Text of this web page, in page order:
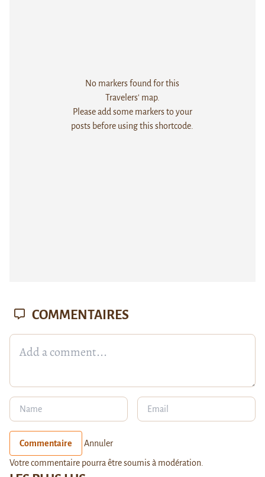
No markers found for this
Travelers' map.
Please add some markers to your
posts before using this shortcode.
COMMENTAIRES
Commentaire Annuler
Votre commentaire pourra être soumis à modération.